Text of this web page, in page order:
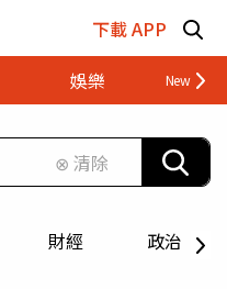
下載 APP
娛樂 財經
⊗ 清除
財經 政治